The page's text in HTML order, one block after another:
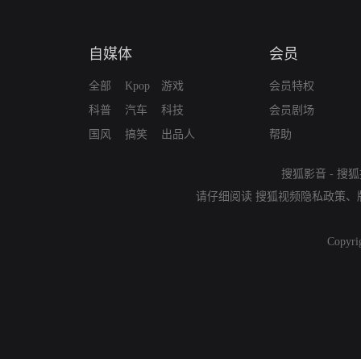
自媒体
全部
科普
国风
Kpop
汽车
搞笑
游戏
科技
出品人
会员
会员特权
会员剧场
帮助
搜狐影音 - 搜
请仔细阅读 搜狐视频隐私政策、